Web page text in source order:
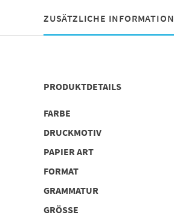
ZUSÄTZLICHE INFORMATION
PRODUKTDETAILS
FARBE
DRUCKMOTIV
PAPIER ART
FORMAT
GRAMMATUR
GRÖSSE